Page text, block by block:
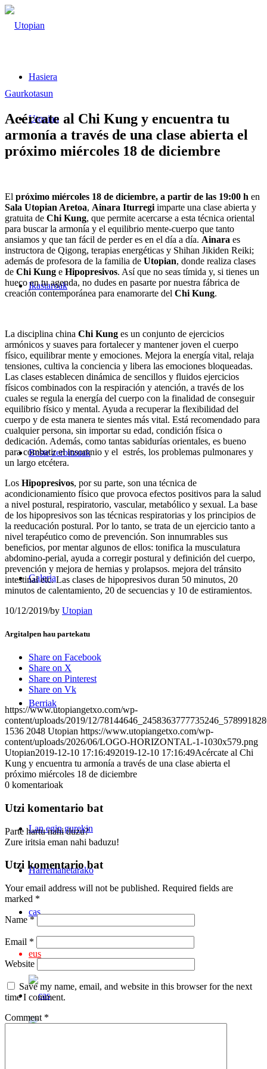
Hasiera
Utopian
Ikastaroak
Beste zerbitzuak
Galeria
Berriak
Lan egin gurekin
Harremanetarako
cas
eus
Gaurkotasun
Acércate al Chi Kung y encuentra tu
armonía a través de una clase abierta el
próximo miércoles 18 de diciembre
El próximo miércoles 18 de diciembre, a partir de las 19:00 h en
Sala Utopian Aretoa, Ainara Iturregi imparte una clase abierta y
gratuita de Chi Kung, que permite acercarse a esta técnica oriental
para buscar la armonía y el equilibrio mente-cuerpo que tanto
ansiamos y que tan fácil de perder es en el día a día. Ainara es
instructora de Qigong, terapias energéticas y Shihan Jikiden Reiki;
además de profesora de la familia de Utopian, donde realiza clases
de Chi Kung e Hipopresivos. Así que no seas tímida y, si tienes un
hueco en tu agenda, no dudes en pasarte por nuestra fábrica de
creación contemporánea para enamorarte del Chi Kung.
La disciplina china Chi Kung es un conjunto de ejercicios
armónicos y suaves para fortalecer y mantener joven el cuerpo
físico, equilibrar mente y emociones. Mejora la energía vital, relaja
tensiones, cultiva la conciencia y libera las emociones bloqueadas.
Las clases establecen dinámica de sencillos y fluidos ejercicios
físicos combinados con la respiración y atención, a través de los
cuales se regula la energía del cuerpo con la finalidad de conseguir
equilibrio físico y mental. Ayuda a recuperar la flexibilidad del
cuerpo y de esta manera te sientes más vital. Está recomendado para
cualquier persona, sin importar su edad, condición física o
dedicación. Además, como tantas sabidurías orientales, es bueno
para combatir el insomnio y el estrés, los problemas pulmonares y
un largo etcétera.
Los Hipopresivos, por su parte, son una técnica de
acondicionamiento físico que provoca efectos positivos para la salud
a nivel postural, respiratorio, vascular, metabólico y sexual. La base
de los hipopresivos son las técnicas respiratorias y los principios de
la reeducación postural. Por lo tanto, se trata de un ejercicio tanto a
nivel terapéutico como de prevención. Son innumrables sus
beneficios, por mentar algunos de ellos: tonifica la musculatura
abdomino-perial, ayuda a corregir postural y definición del cuerpo,
prevención y mejora de hernias y prolapsos. mejora del tránsito
intestinal etc. Las clases de hipopresivos duran 50 minutos, 20
minutos de calentamiento, 20 de secuencias y 10 de estiramientos.
10/12/2019/by Utopian
Argitalpen hau partekatu
Share on Facebook
Share on X
Share on Pinterest
Share on Vk
https://www.utopiangetxo.com/wp-
content/uploads/2019/12/
1536 2048 Utopian https://www.utopiangetxo.com/wp-
content/uploads/2026/06/LOGO-HORIZONTAL-1-1030x579.png
Utopian2019-12-10 17:16:492019-12-10 17:16:49Acércate al Chi
Kung y encuentra tu armonía a través de una clase abierta el
próximo miércoles 18 de diciembre
0 komentarioak
Utzi komentario bat
Parte hartu nahi duzu?
Zure iritsia eman nahi baduzu!
Utzi komentario bat
Your email address will not be published. Required fields are
marked *
Name*
Email *
Website
Save my name, email, and website in this browser for the next
time I comment.
Comment *